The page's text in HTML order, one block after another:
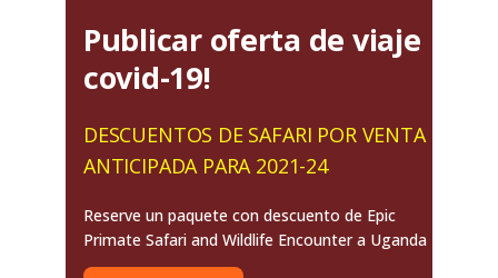
Publicar oferta de viaje
covid-19!
DESCUENTOS DE SAFARI POR VENTA
ANTICIPADA PARA 2021-24
Reserve un paquete con descuento de Epic
Primate Safari and Wildlife Encounter a Uganda